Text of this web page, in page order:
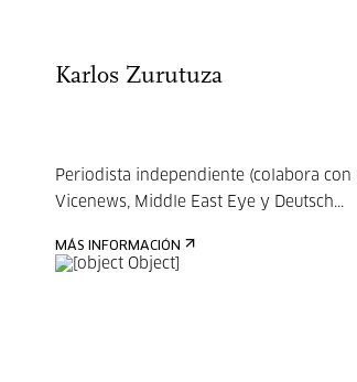
Karlos Zurutuza
Periodista independiente (colabora con
Vicenews, Middle East Eye y Deutsch...
MÁS INFORMACIÓN